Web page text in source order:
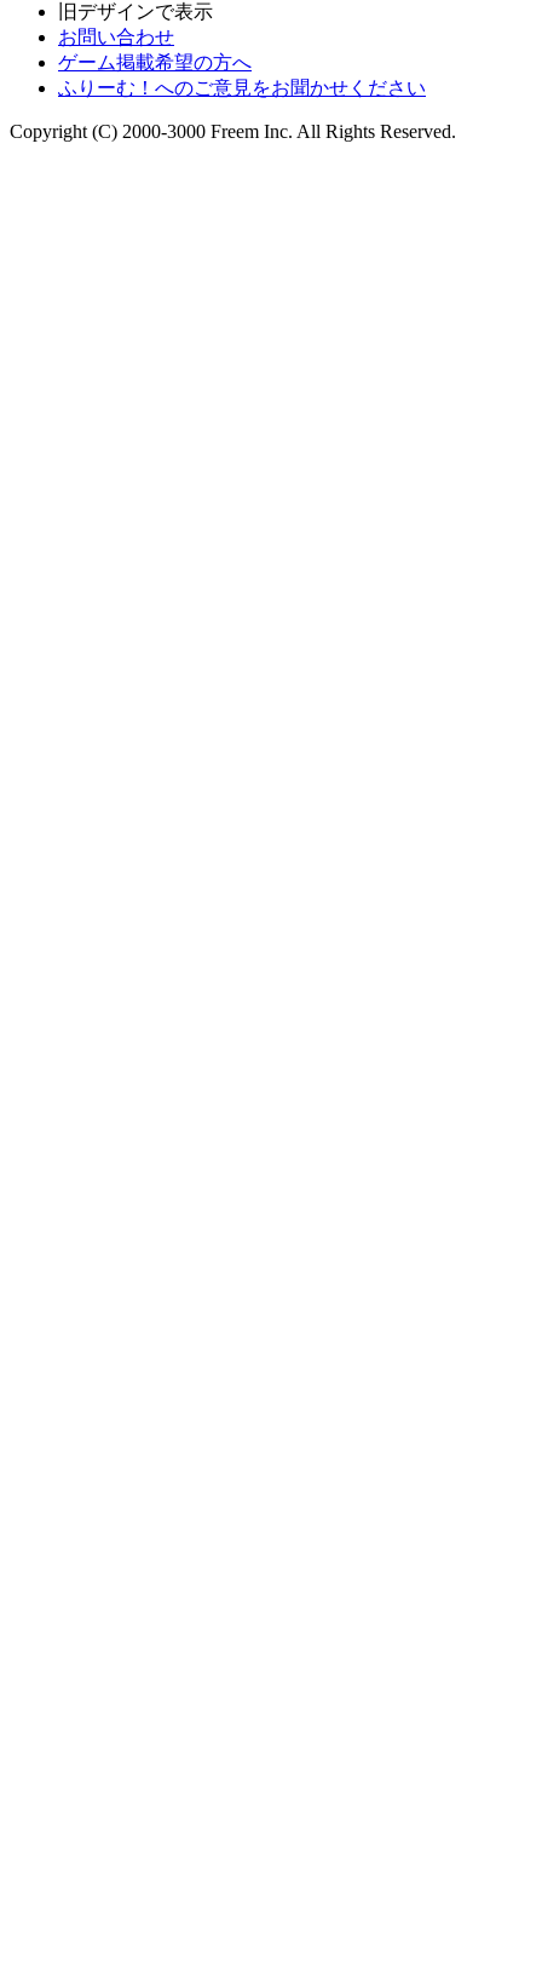
旧デザインで表示
お問い合わせ
ゲーム掲載希望の方へ
ふりーむ！へのご意見をお聞かせください
Copyright (C) 2000-3000 Freem Inc. All Rights Reserved.